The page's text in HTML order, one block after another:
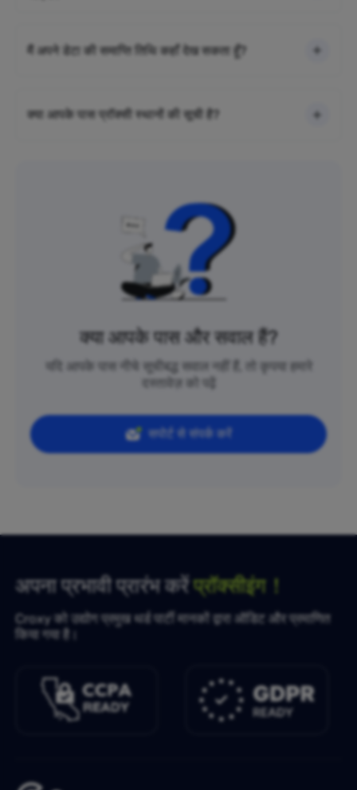
मैं अपने डेटा की समाप्ति तिथि कहाँ देख सकता हूँ?
क्या आपके पास प्रॉक्सी स्थानों की सूची है?
क्या आपके पास और सवाल हैं?
यदि आपके पास नीचे सूचीबद्ध सवाल नहीं हैं, तो कृपया हमारे
दस्तावेज़ को पढ़ें
सपोर्ट से संपर्क करें
अपना प्रभावी प्रारंभ करेंप्रॉक्सीइंग！
Croxy को उद्योग प्रमुख थर्ड पार्टी मानकों द्वारा ऑडिट और प्रमाणित
किया गया है।